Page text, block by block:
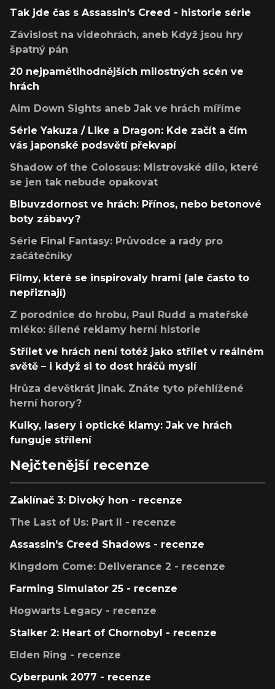
Tak jde čas s Assassin's Creed - historie série
Závislost na videohrách, aneb Když jsou hry
špatný pán
20 nejpamětihodnějších milostných scén ve
hrách
Aim Down Sights aneb Jak ve hrách míříme
Série Yakuza / Like a Dragon: Kde začít a čím
vás japonské podsvětí překvapí
Shadow of the Colossus: Mistrovské dílo, které
se jen tak nebude opakovat
Blbuvzdornost ve hrách: Přínos, nebo betonové
boty zábavy?
Série Final Fantasy: Průvodce a rady pro
začátečníky
Filmy, které se inspirovaly hrami (ale často to
nepřiznají)
Z porodnice do hrobu, Paul Rudd a mateřské
mléko: šílené reklamy herní historie
Střílet ve hrách není totéž jako střílet v reálném
světě – i když si to dost hráčů myslí
Hrůza devětkrát jinak. Znáte tyto přehlížené
herní horory?
Kulky, lasery i optické klamy: Jak ve hrách
funguje střílení
Nejčtenější recenze
Zaklínač 3: Divoký hon - recenze
The Last of Us: Part II - recenze
Assassin's Creed Shadows - recenze
Kingdom Come: Deliverance 2 - recenze
Farming Simulator 25 - recenze
Hogwarts Legacy - recenze
Stalker 2: Heart of Chornobyl - recenze
Elden Ring - recenze
Cyberpunk 2077 - recenze